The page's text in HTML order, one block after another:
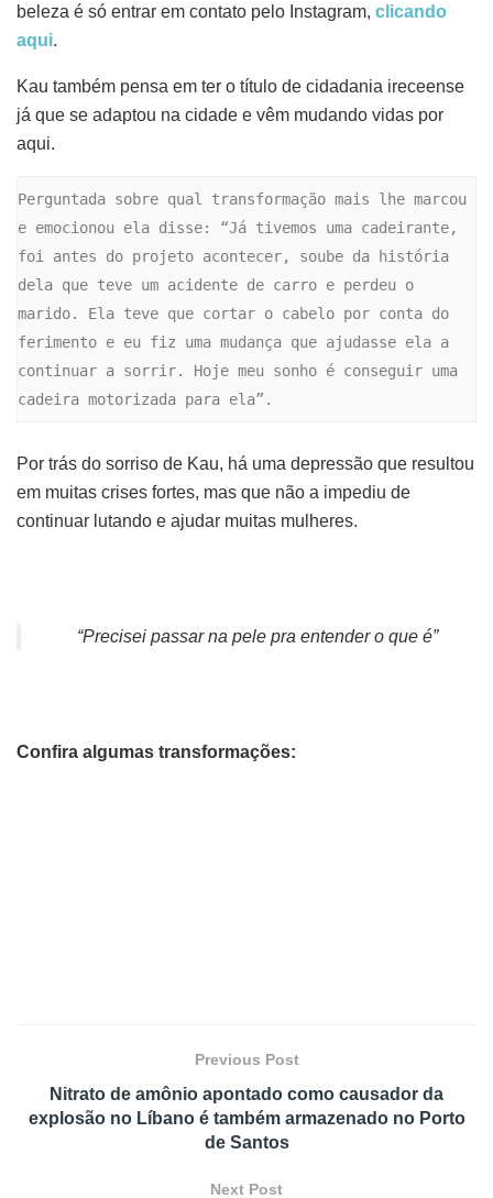
beleza é só entrar em contato pelo Instagram, clicando
aqui.
Kau também pensa em ter o título de cidadania ireceense
já que se adaptou na cidade e vêm mudando vidas por
aqui.
Perguntada sobre qual transformação mais lhe marcou
e emocionou ela disse: “Já tivemos uma cadeirante,
foi antes do projeto acontecer, soube da história
dela que teve um acidente de carro e perdeu o
marido. Ela teve que cortar o cabelo por conta do
ferimento e eu fiz uma mudança que ajudasse ela a
continuar a sorrir. Hoje meu sonho é conseguir uma
cadeira motorizada para ela”.
Por trás do sorriso de Kau, há uma depressão que resultou
em muitas crises fortes, mas que não a impediu de
continuar lutando e ajudar muitas mulheres.
“Precisei passar na pele pra entender o que é”
Confira algumas transformações:
Previous Post
Nitrato de amônio apontado como causador da
explosão no Líbano é também armazenado no Porto
de Santos
Next Post